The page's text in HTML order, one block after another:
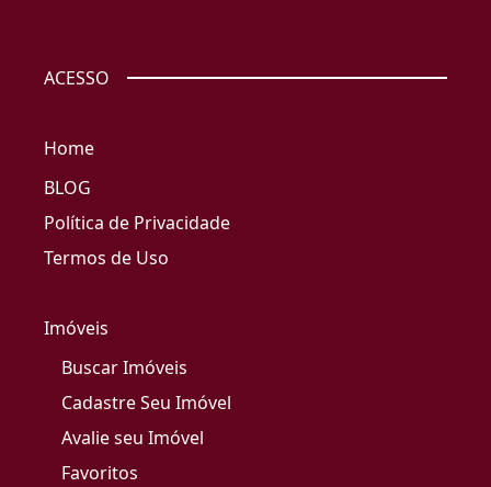
ACESSO
Home
BLOG
Política de Privacidade
Termos de Uso
Imóveis
Buscar Imóveis
Cadastre Seu Imóvel
Avalie seu Imóvel
Favoritos